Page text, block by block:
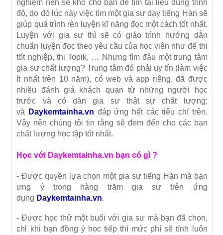
nghiệm nên sẽ khó cho bạn để tìm tài liệu đúng trình
độ, do đó lúc này việc tìm một gia sư dạy tiếng Hàn sẽ
giúp quá trình rèn luyện kĩ năng đọc một cách tốt nhất.
Luyện với gia sư thì sẽ có giáo trình hướng dẫn
chuẩn luyện đọc theo yêu cầu của học viên như để thi
tốt nghiệp, thi Topik, … Nhưng tìm đâu một trung tâm
gia sư chất lượng? Trung tâm đó phải uy tín (làm việc
ít nhất trên 10 năm), có web và app riêng, đã được
nhiều đánh giá khách quan từ những người học
trước và có dàn gia sư thật sự chất lượng;
và Daykemtainha.vn đáp ứng hết các tiêu chí trên.
Vậy nên chúng tôi tin rằng sẽ đem đến cho các bạn
chất lượng học tập tốt nhất.
Học với Daykemtainha.vn bạn có gì ?
- Được quyền lựa chọn một gia sư tiếng Hàn mà bạn
ưng ý trong hàng trăm gia sư trên ứng
dụng Daykemtainha.vn.
- Được học thử một buổi với gia sư mà bạn đã chọn,
chỉ khi bạn đồng ý học tiếp thì mức phí sẽ tính luôn